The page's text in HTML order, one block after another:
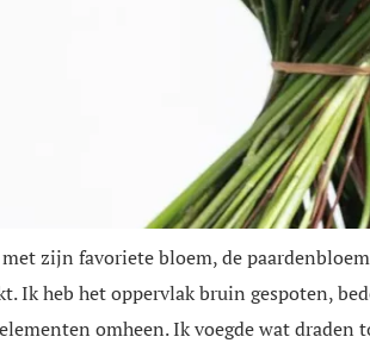
zijn favoriete bloem, de
Ik heb het oppervlak bruin gespoten,
omheen. Ik voegde wat